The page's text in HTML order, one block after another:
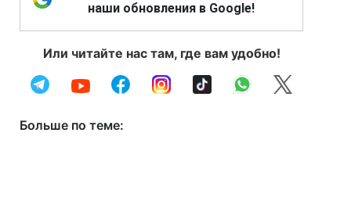
наши обновления в Google!
Или читайте нас там, где вам удобно!
Больше по теме: